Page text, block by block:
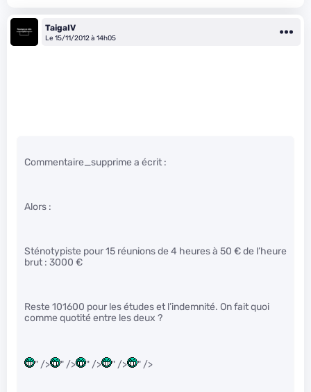
TaigaIV
Le 15/11/2012 à 14h05
Commentaire_supprime a écrit :
Alors :
Sténotypiste pour 15 réunions de 4 heures à 50 € de l’heure
brut : 3000 €
Reste 101600 pour les études et l’indemnité. On fait quoi
comme quotité entre les deux ?
" /> " /> " /> " /> " />